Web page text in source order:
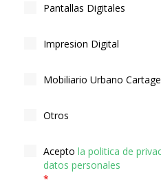
Pantallas Digitales
Impresion Digital
Mobiliario Urbano
Otros
Acepto la politica de
datos personales
*